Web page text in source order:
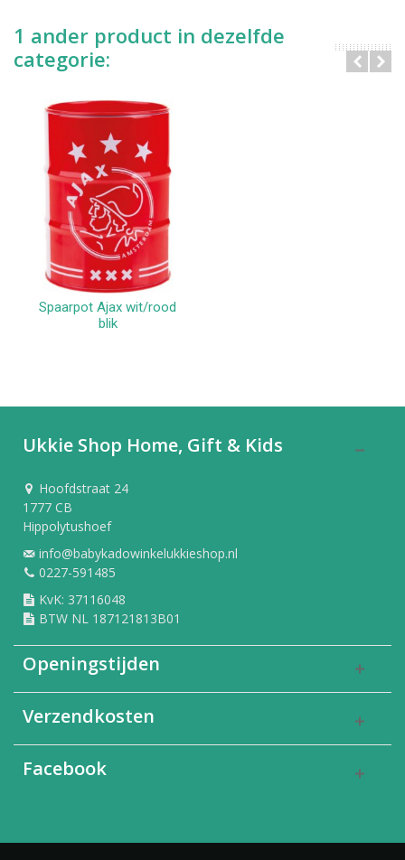
1 ander product in dezelfde
categorie:
Spaarpot Ajax wit/rood
blik
Ukkie Shop Home, Gift & Kids
Hoofdstraat 24
1777 CB
Hippolytushoef
info@babykadowinkelukkieshop.nl
0227-591485
KvK: 37116048
BTW NL 187121813B01
Openingstijden
Verzendkosten
Facebook